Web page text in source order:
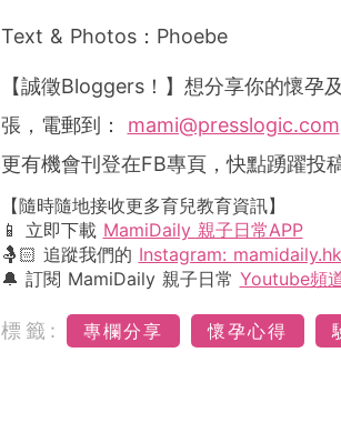
Text & Photos： Phoebe
【誠徵Bloggers！】想分享你的懷孕
張，電郵到：
mami@presslogic.com
更有機會刊登在FB專頁，快點踴躍投
【隨時隨地接收更多育兒教育資訊】
📱 立即下載 MamiDaily 親子日常APP
🤱🏻 追蹤我們的 Instagram: mamidaily.hk
🔔 訂閱 MamiDaily 親子日常 Youtube頻
標籤: 專欄分享 懷孕心得